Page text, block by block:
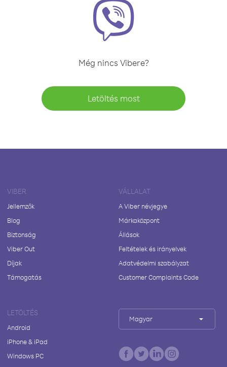
Még nincs Vibere?
Letöltés most
VIBER
Jellemzők
Blog
Biztonság
Viber Out
Díjak
Támogatás
VÁLLALAT
A Viber névjegye
Márkaközpont
Állások
Feltételek és irányelvek
Adatvédelmi szabályzat
Customer Complaints Code
LETÖLTÉS
Android
iPhone & iPad
Windows PC
Magyar